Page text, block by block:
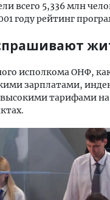
всего 5,336 млн
году рейтинг
исполкома ОНФ,
зарплатами,
тарифами